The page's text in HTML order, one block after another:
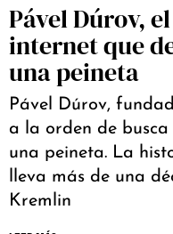
Pável Dúrov,
internet que
una peineta
Pável Dúrov,
a la orden de
una peineta. La
lleva más de una
Kremlin